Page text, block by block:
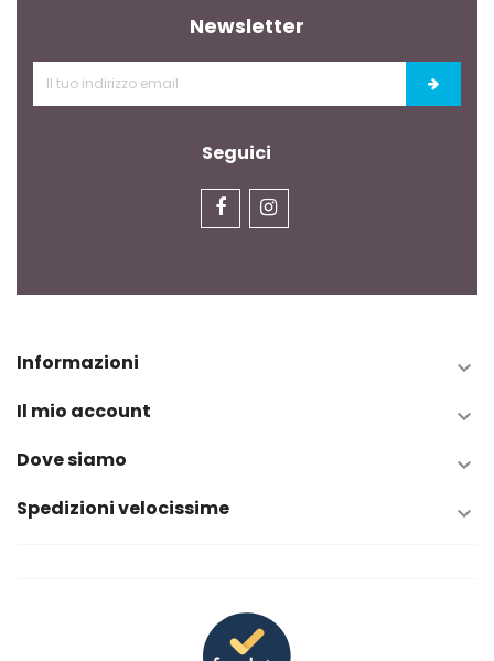
Newsletter
Seguici
Informazioni 
Il mio account 
Dove siamo 
Spedizioni velocissime 